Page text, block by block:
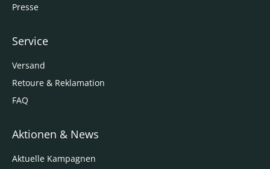
Presse
Service
Versand
Retoure & Reklamation
FAQ
Aktionen & News
Aktuelle Kampagnen